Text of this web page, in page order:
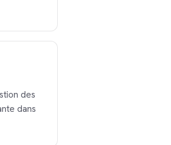
des
dans